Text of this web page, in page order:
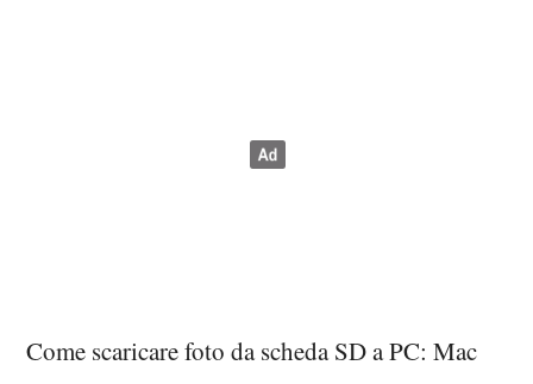
Come scaricare foto da scheda SD a PC: Mac